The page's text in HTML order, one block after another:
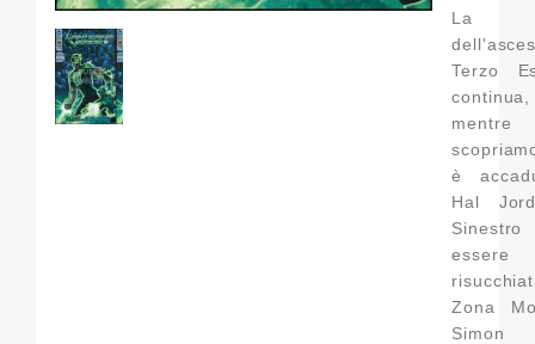
La
Terzo
continua,
mentre
è
Hal
Zona